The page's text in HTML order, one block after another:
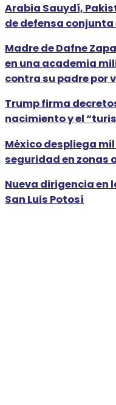
Arabia Sauydí,
de defensa conjunta
Madre de Dafne
en una academia
contra su padre por
Trump firma
nacimiento y el
México despliega
seguridad en zonas
Nueva dirigencia en
San Luis Potosí